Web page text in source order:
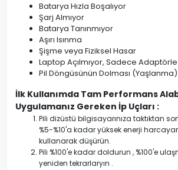
Batarya Hızla Boşalıyor
Şarj Almıyor
Batarya Tanınmıyor
Aşırı Isınma
Şişme veya Fiziksel Hasar
Laptop Açılmıyor, Sadece Adaptörle
Pil Döngüsünün Dolması (Yaşlanma)
İlk Kullanımda Tam Performans
Uygulamanız Gereken İp Uçları :
Pili dizüstü bilgisayarınıza taktıktan
%5-%10'a kadar yüksek enerji
kullanarak düşürün.
Pili %100'e kadar doldurun , %100'e
yeniden tekrarlaryın .